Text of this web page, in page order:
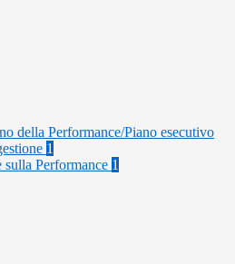
della Performance/Piano esecutivo
1
sulla Performance 1